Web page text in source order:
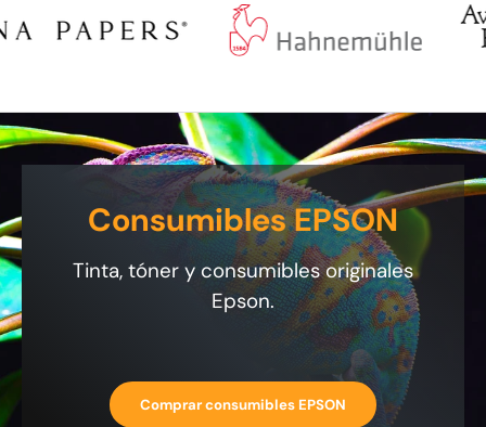
Consumibles EPSON
Tinta, tóner y consumibles originales
Epson.
Comprar consumibles EPSON